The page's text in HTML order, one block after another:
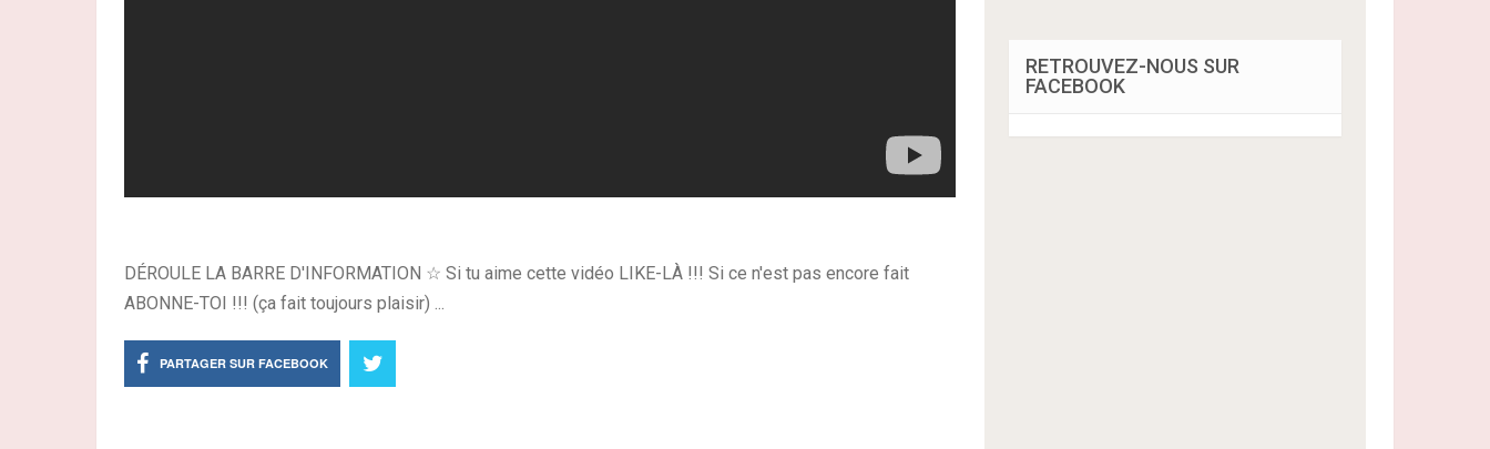
DÉROULE LA BARRE D'INFORMATION ☆ Si tu aime cette vidéo LIKE-LÀ !!! Si ce n'est pas encore fait
ABONNE-TOI !!! (ça fait toujours plaisir) ...
PARTAGER SUR FACEBOOK
RETROUVEZ-NOUS SUR
FACEBOOK